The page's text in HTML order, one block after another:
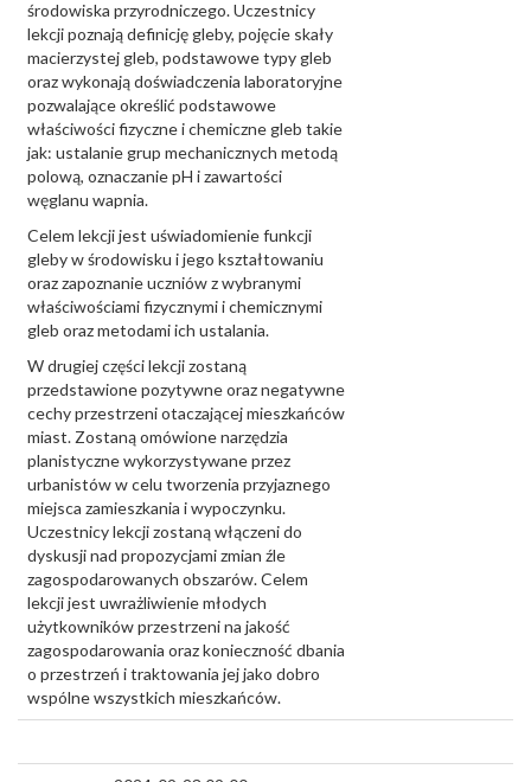
środowiska przyrodniczego. Uczestnicy
lekcji poznają definicję gleby, pojęcie skały
macierzystej gleb, podstawowe typy gleb
oraz wykonają doświadczenia laboratoryjne
pozwalające określić podstawowe
właściwości fizyczne i chemiczne gleb takie
jak: ustalanie grup mechanicznych metodą
polową, oznaczanie pH i zawartości
węglanu wapnia.
Celem lekcji jest uświadomienie funkcji
gleby w środowisku i jego kształtowaniu
oraz zapoznanie uczniów z wybranymi
właściwościami fizycznymi i chemicznymi
gleb oraz metodami ich ustalania.
W drugiej części lekcji zostaną
przedstawione pozytywne oraz negatywne
cechy przestrzeni otaczającej mieszkańców
miast. Zostaną omówione narzędzia
planistyczne wykorzystywane przez
urbanistów w celu tworzenia przyjaznego
miejsca zamieszkania i wypoczynku.
Uczestnicy lekcji zostaną włączeni do
dyskusji nad propozycjami zmian źle
zagospodarowanych obszarów. Celem
lekcji jest uwrażliwienie młodych
użytkowników przestrzeni na jakość
zagospodarowania oraz konieczność dbania
o przestrzeń i traktowania jej jako dobro
wspólne wszystkich mieszkańców.